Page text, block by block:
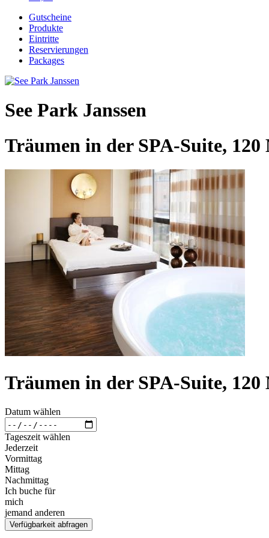
Gutscheine
Produkte
Eintritte
Reservierungen
Packages
See Park Janssen
Träumen in der SPA-Suite, 120
Träumen in der SPA-Suite, 120
Datum wählen
Tageszeit wählen
Jederzeit
Vormittag
Mittag
Nachmittag
Ich buche für
mich
jemand anderen
Verfügbarkeit abfragen